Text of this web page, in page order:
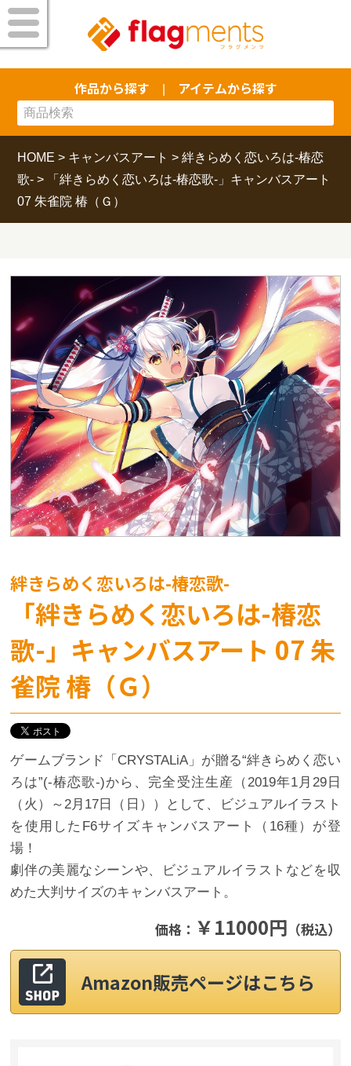
作品から探す アイテムから探す
HOME > キャンバスアート >絆きらめく恋いろは-椿恋
歌- >
「絆きらめく恋いろは-椿恋歌-」キャンバスアート
07 朱雀院 椿（Ｇ）
絆きらめく恋いろは-椿恋歌-
「絆きらめく恋いろは-椿恋
歌-」キャンバスアート 07 朱
雀院 椿（Ｇ）
ゲームブランド「CRYSTALiA」が贈る“絆きらめく恋い
ろは”(-椿恋歌-)から、完全受注生産（2019年1月29日
（火）～2月17日（日））として、ビジュアルイラスト
を使用したF6サイズキャンバスアート（16種）が登
場！
劇伴の美麗なシーンや、ビジュアルイラストなどを収
めた大判サイズのキャンバスアート。
価格： ￥11000円 （税込）
Amazon販売ページはこちら